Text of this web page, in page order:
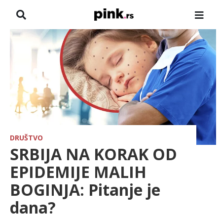
NASLOVNA
ZADRUGA
SHOWBIZ
HRONIKA
FARMERI
TV
SPORT
DRUŠTVO
SRBIJA NA KORAK OD
EPIDEMIJE MALIH
BOGINJA: Pitanje je
dana?